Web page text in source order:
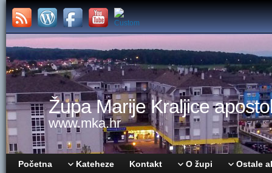
Župa Marije Kraljice
www.mka.hr
Početna Kateheze Kontakt O župi Ostale